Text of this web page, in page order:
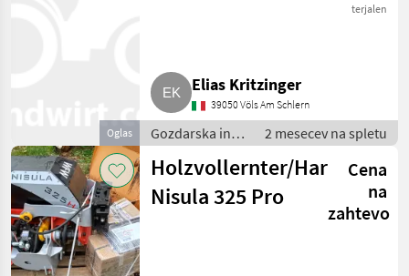
Oglas
terjalen
Elias Kritzinger
39050 Völs Am Schlern
Gozdarska in
lesarska
mehanizacija /
Škarje za
drevesa/grabeli
2 mesecev na spletu
Holzvollernter/Harvester
Nisula 325 Pro
Cena
na
zahtevo